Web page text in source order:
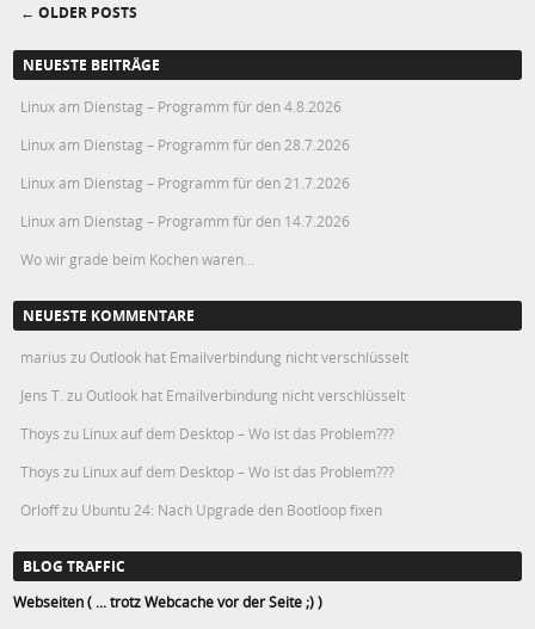
Post navigation
← OLDER POSTS
NEUESTE BEITRÄGE
Linux am Dienstag – Programm für den 4.8.2026
Linux am Dienstag – Programm für den 28.7.2026
Linux am Dienstag – Programm für den 21.7.2026
Linux am Dienstag – Programm für den 14.7.2026
Wo wir grade beim Kochen waren…
NEUESTE KOMMENTARE
marius zu Outlook hat Emailverbindung nicht verschlüsselt
Jens T. zu Outlook hat Emailverbindung nicht verschlüsselt
Thoys zu Linux auf dem Desktop – Wo ist das Problem???
Thoys zu Linux auf dem Desktop – Wo ist das Problem???
Orloffzu Ubuntu 24: Nach Upgrade den Bootloop fixen
BLOG TRAFFIC
Webseiten ( ... trotz Webcache vor der Seite ;) )